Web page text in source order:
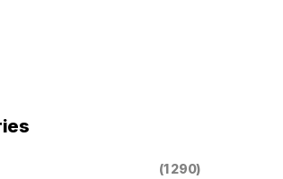
(1 290)